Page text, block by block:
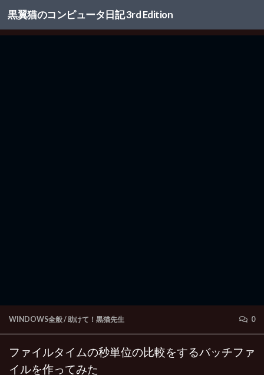
コンテンツへスキップ
黒翼猫のコンピュータ日記 3rd Edition
WINDOWS全般/助けて！黒猫先生 0
ファイルタイムの秒単位の比較をするバッチファ
イルを作ってみた